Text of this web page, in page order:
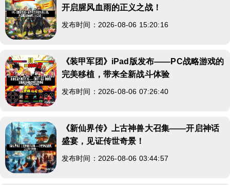
开启腥风血雨的正义之战！
发布时间：2026-08-06 15:20:16
《装甲军团》iPad版发布——PC战略游戏的
完美移植，带来全新战斗体验
发布时间：2026-08-06 07:26:40
《新仙界传》上古神兽大召集——开启神话
盛宴，见证传世奇景！
发布时间：2026-08-06 03:44:57